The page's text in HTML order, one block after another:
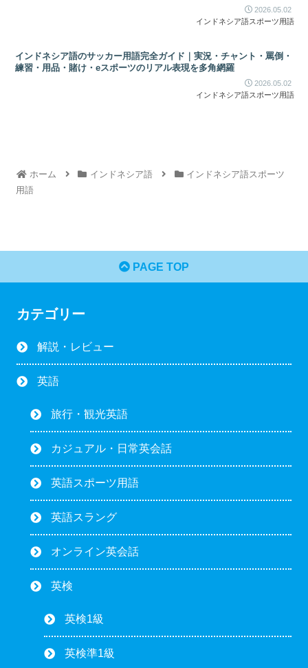
2026.05.02
インドネシア語スポーツ用語
インドネシア語のサッカー用語完全ガイド｜実況・チャント・罵倒・
練習・用品・賭け・eスポーツのリアル表現を多角網羅
2026.05.02
インドネシア語スポーツ用語
ホーム インドネシア語
インドネシア語スポーツ
用語
PAGE TOP
カテゴリー
解説・レビュー
英語
旅行・観光英語
カジュアル・日常英会話
英語スポーツ用語
英語スラング
オンライン英会話
英検
英検1級
英検準1級